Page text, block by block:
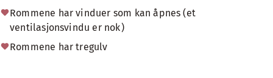
Rommene har vinduer som kan åpnes (et
ventilasjonsvindu er nok)
Rommene har tregulv